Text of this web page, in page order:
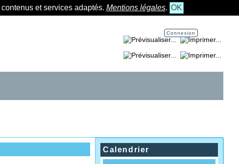
et services adaptés. Mentions légales. OK
Connexion
Calendrier